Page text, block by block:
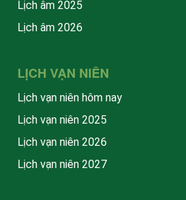
Lịch âm 2025
Lịch âm 2026
LỊCH VẠN NIÊN
Lịch vạn niên hôm nay
Lịch vạn niên 2025
Lịch vạn niên 2026
Lịch vạn niên 2027